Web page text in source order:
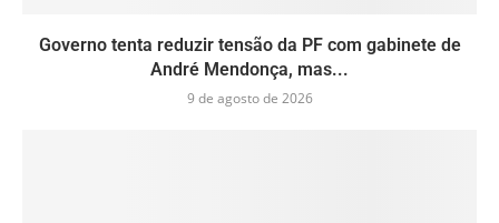
Governo tenta reduzir tensão da PF com gabinete de
André Mendonça, mas...
9 de agosto de 2026